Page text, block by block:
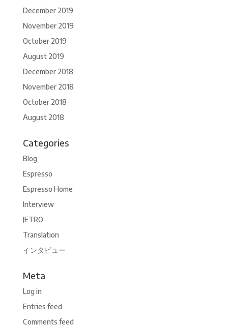
December 2019
November 2019
October 2019
August 2019
December 2018
November 2018
October 2018
August 2018
Categories
Blog
Espresso
Espresso Home
Interview
JETRO
Translation
インタビュー
Meta
Log in
Entries feed
Comments feed